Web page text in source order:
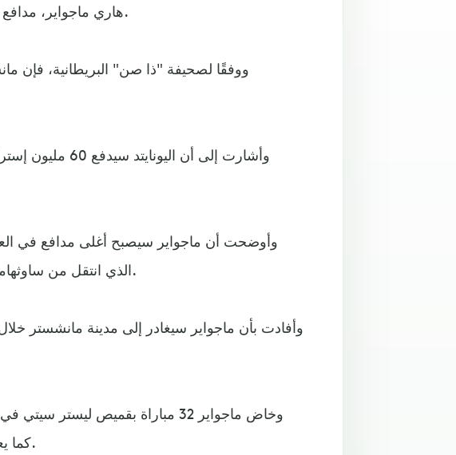
هاري ماجواير، مدافع ليستر سيتي، خلال الميركاتو الصيفي الحالي.
وأوضحت أن ماجواير سيصبح أغلى مدافع في
الذي انتقل من ساوثهامبتون إلى ليفربول مقابل 75 مليون إسترليني.
وأفادت بأن ماجواير سيغادر إلى مدينة مانشستر
وخاض ماجواير 32 مباراة بقميص
كما يعد عنصرًا أساسيًا في تشكيلة منتخب إنجلترا.